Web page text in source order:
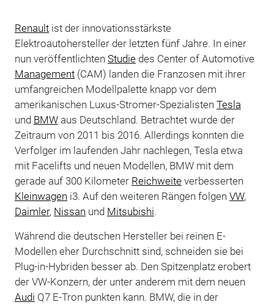
Renaultist der innovationsstärkste
Elektroautohersteller der letzten fünf Jahre. In einer
nun veröffentlichten Studiedes Center of Automotive
Management(CAM) landen die Franzosen mit ihrer
umfangreichen Modellpalette knapp vor dem
amerikanischen Luxus-Stromer-Spezialisten Tesla
und BMWaus Deutschland. Betrachtet wurde der
Zeitraum von 2011 bis 2016. Allerdings konnten die
Verfolger im laufenden Jahr nachlegen, Tesla etwa
mit Facelifts und neuen Modellen, BMW mit dem
gerade auf 300 Kilometer Reichweiteverbesserten
Kleinwagen i3. Auf den weiteren Rängen folgen VW,
Daimler, Nissan und Mitsubishi.
Während die deutschen Hersteller bei reinen E-
Modellen eher Durchschnitt sind, schneiden sie bei
Plug-in-Hybriden besser ab. Den Spitzenplatz erobert
der VW-Konzern, der unter anderem mit dem neuen
Audi Q7 E-Tron punkten kann. BMW, die in der